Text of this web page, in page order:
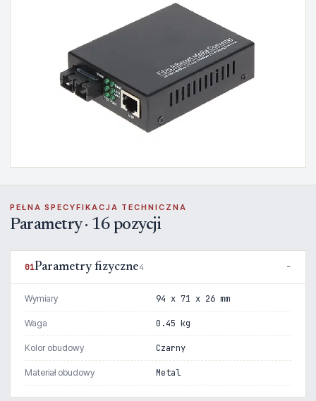
PEŁNA SPECYFIKACJA TECHNICZNA
Parametry · 16 pozycji
01Parametry fizyczne4
Wymiary 94 x 71 x 26 mm
Waga 0.45 kg
Kolor obudowy Czarny
Materiał obudowy Metal